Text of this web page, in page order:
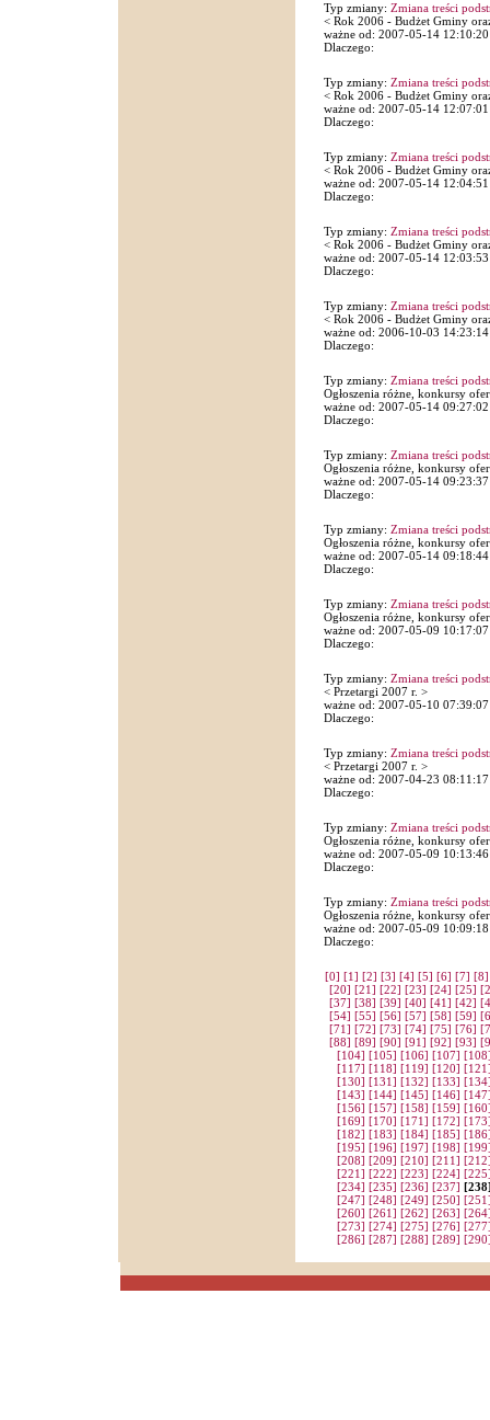
Typ zmiany: Zmiana treści
< Rok 2006 - Budżet Gminy
ważne od: 2007-05-14
Dlaczego:
Typ zmiany: Zmiana treści
< Rok 2006 - Budżet Gminy
ważne od: 2007-05-14
Dlaczego:
Typ zmiany: Zmiana treści
< Rok 2006 - Budżet Gminy
ważne od: 2007-05-14
Dlaczego:
Typ zmiany: Zmiana treści
< Rok 2006 - Budżet Gminy
ważne od: 2007-05-14
Dlaczego:
Typ zmiany: Zmiana treści
< Rok 2006 - Budżet Gminy
ważne od: 2006-10-03
Dlaczego:
Typ zmiany: Zmiana treści
Ogłoszenia różne, konkursy
ważne od: 2007-05-14
Dlaczego:
Typ zmiany: Zmiana treści
Ogłoszenia różne, konkursy
ważne od: 2007-05-14
Dlaczego:
Typ zmiany: Zmiana treści
Ogłoszenia różne, konkursy
ważne od: 2007-05-14
Dlaczego:
Typ zmiany: Zmiana treści
Ogłoszenia różne, konkursy
ważne od: 2007-05-09
Dlaczego:
Typ zmiany: Zmiana treści
< Przetargi 2007 r. >
ważne od: 2007-05-10
Dlaczego:
Typ zmiany: Zmiana treści
< Przetargi 2007 r. >
ważne od: 2007-04-23
Dlaczego:
Typ zmiany: Zmiana treści
Ogłoszenia różne, konkursy
ważne od: 2007-05-09
Dlaczego:
Typ zmiany: Zmiana treści
Ogłoszenia różne, konkursy
ważne od: 2007-05-09
Dlaczego:
[0] [1] [2] [3] [4] [5] [6] [7] [8]
[20] [21] [22] [23] [24] [25]
[37] [38] [39] [40] [41] [42]
[54] [55] [56] [57] [58] [59]
[71] [72] [73] [74] [75] [76]
[88] [89] [90] [91] [92] [93]
[104] [105] [106] [107]
[117] [118] [119] [120]
[130] [131] [132] [133]
[143] [144] [145] [146]
[156] [157] [158] [159]
[169] [170] [171] [172]
[182] [183] [184] [185]
[195] [196] [197] [198]
[208] [209] [210] [211]
[221] [222] [223] [224]
[234] [235] [236] [237]
[247] [248] [249] [250]
[260] [261] [262] [263]
[273] [274] [275] [276]
[286] [287] [288] [289]